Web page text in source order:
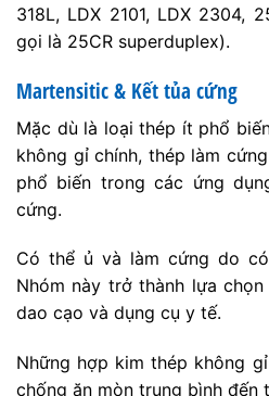
318L, LDX 2101, LDX 2304,
gọi là 25CR superduplex).
Martensitic & Kết tủa cứng
Mặc dù là loại thép ít phổ
không gỉ chính, thép làm
phổ biến trong các ứng
cứng.
Có thể ủ và làm cứng do
Nhóm này trở thành lựa
dao cạo và dụng cụ y tế.
Những hợp kim thép không
chống ăn mòn trung bình